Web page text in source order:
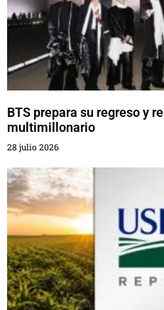
BTS prepara su regreso y
multimillonario
28 julio 2026